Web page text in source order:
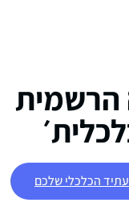
הרשמית
הכלכלי שלכם